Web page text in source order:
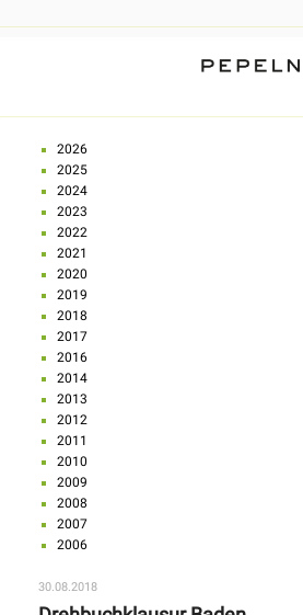
KONTAKT
IMPRESSUM
DOWNLOADS
2026
2025
2024
2023
2022
2021
2020
2019
2018
2017
2016
2014
2013
2012
2011
2010
2009
2008
2007
2006
30.08.2018